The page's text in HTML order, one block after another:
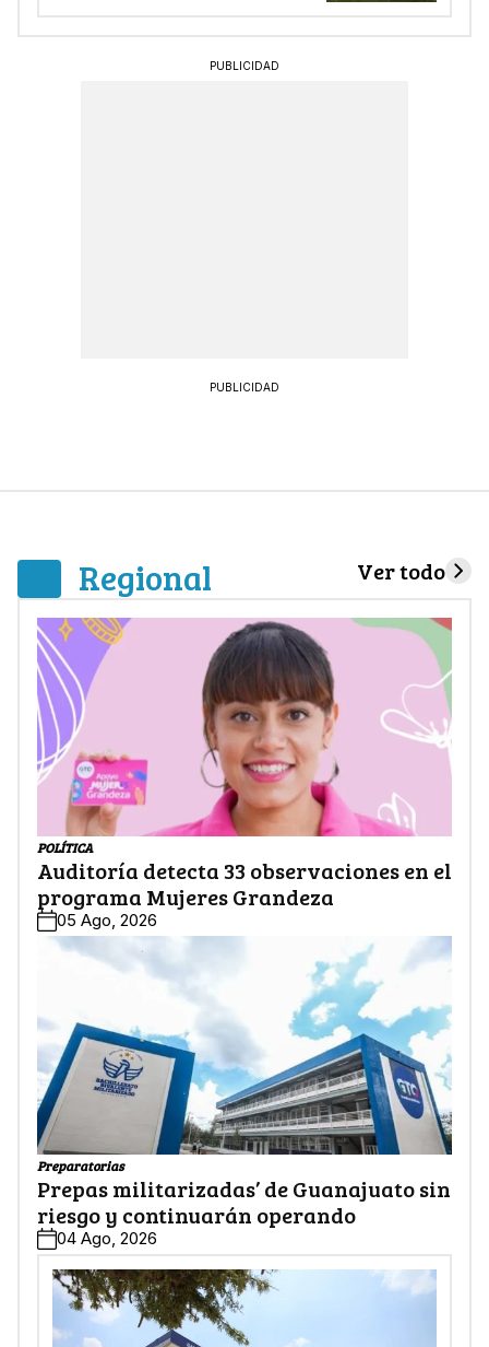
PUBLICIDAD
PUBLICIDAD
Regional Ver todo
POLÍTICA
Auditoría detecta 33 observaciones en el
programa Mujeres Grandeza
05 Ago, 2026
Preparatorias
Prepas militarizadas’ de Guanajuato sin
riesgo y continuarán operando
04 Ago, 2026